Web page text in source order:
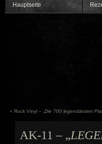
Hauptseite
« Rock Vinyl – „ Die 700 legendärsten
AK-11 – „